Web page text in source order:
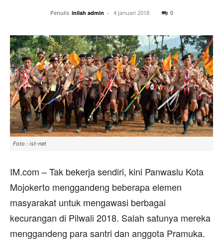
Penulis inilah admin - 4 Januari 2018 0
Foto : ist-net
IM.com – Tak bekerja sendiri, kini Panwaslu Kota
Mojokerto menggandeng beberapa elemen
masyarakat untuk mengawasi berbagai
kecurangan di Pilwali 2018. Salah satunya mereka
menggandeng para santri dan anggota Pramuka.